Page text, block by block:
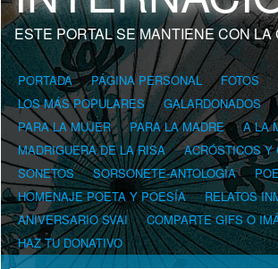
ESTE PORTAL SE MANTIENE CON
PORTADA PÁGINA PERSONAL FOTOS
LOS MÁS POPULARES
GALARDONADOS
PARA LA MUJER
PARA LA MADRE A LA
MADRIGUERA DE LA RISA
ACRÓSTICOS Y
SONETOS
SORSONETE-ANTOLOGÍA
HOMENAJE POETA Y POESÍA
RELATOS
ANIVERSARIO SVAI
COMPARTE GIFS O
HAZ TU DONATIVO